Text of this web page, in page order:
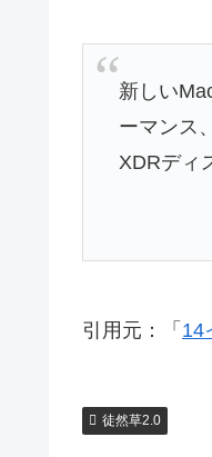
新しい
ーマンス
XDRディ
引用元：「 14
徒然草2.0